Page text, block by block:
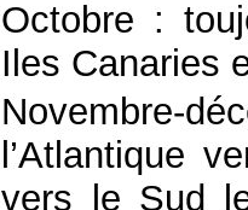
Octobre :
Iles Canaries
Novembre-
l’Atlantique
vers le Sud